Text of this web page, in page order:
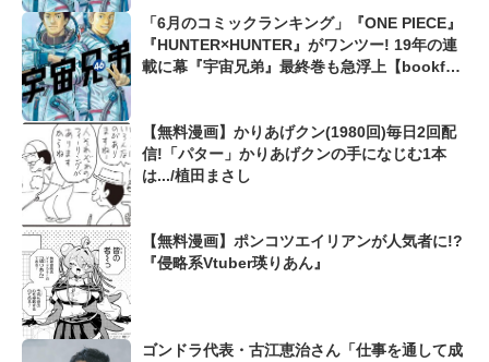
「6月のコミックランキング」『ONE PIECE』
『HUNTER×HUNTER』がワンツー! 19年の連
載に幕『宇宙兄弟』最終巻も急浮上【bookfan
【無料漫画】かりあげクン(1980回)毎日2回配
信!「パター」かりあげクンの手になじむ1本
は.../植田まさし
【無料漫画】ポンコツエイリアンが人気者に!?
『侵略系Vtuber瑛りあん』
ゴンドラ代表・古江恵治さん「仕事を通して成